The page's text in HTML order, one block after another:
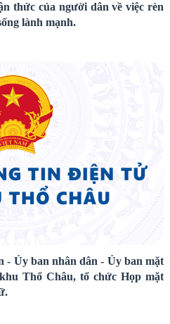
thức của người dân về việc rèn
lành mạnh.
- Ủy ban nhân dân - Ủy ban mặt
Thổ Châu, tổ chức Họp mặt